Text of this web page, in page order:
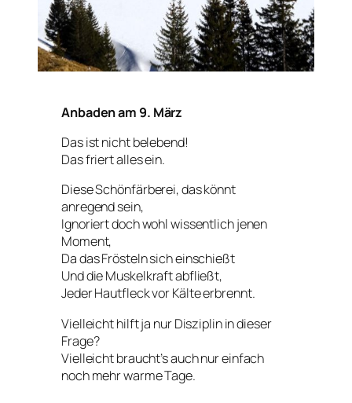
Anbaden am 9. März
Das ist nicht belebend!
Das friert alles ein.
Diese Schönfärberei, das könnt
anregend sein,
Ignoriert doch wohl wissentlich jenen
Moment,
Da das Frösteln sich einschießt
Und die Muskelkraft abfließt,
Jeder Hautfleck vor Kälte erbrennt.
Vielleicht hilft ja nur Disziplin in dieser
Frage?
Vielleicht braucht’s auch nur einfach
noch mehr warme Tage.